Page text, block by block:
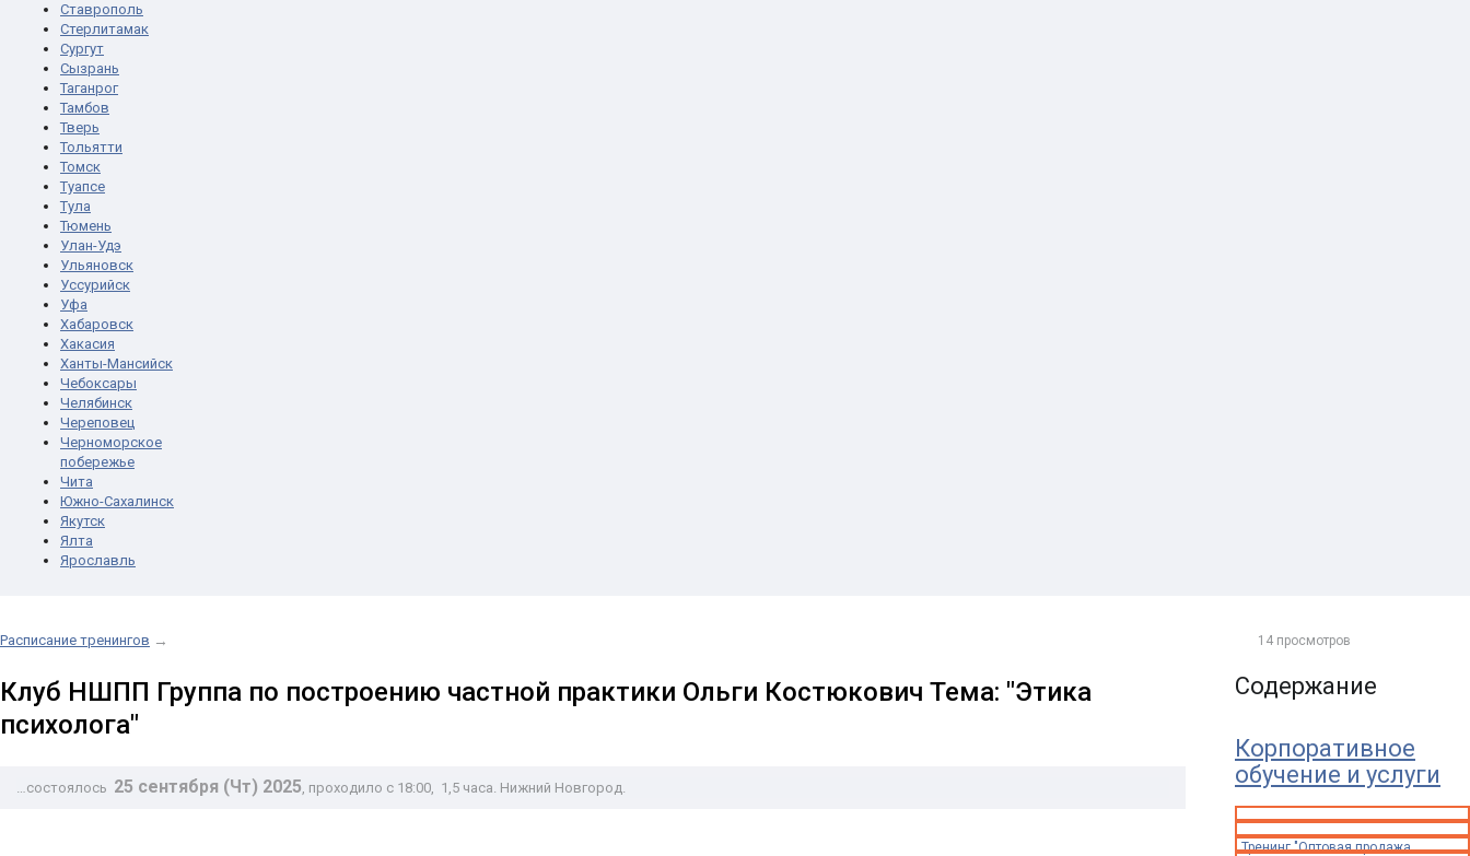
Ставрополь
Стерлитамак
Сургут
Сызрань
Таганрог
Тамбов
Тверь
Тольятти
Томск
Туапсе
Тула
Тюмень
Улан-Удэ
Ульяновск
Уссурийск
Уфа
Хабаровск
Хакасия
Ханты-Мансийск
Чебоксары
Челябинск
Череповец
Черноморское
побережье
Чита
Южно-Сахалинск
Якутск
Ялта
Ярославль
Содержание
Корпоративное
обучение и услуги
Тренинг "Оптовая продажа
Расписание тренингов →
Клуб НШПП Группа по построению частной практики Ольги Костюкович Тема: "Этика
психолога"
14 просмотров
…состоялось 25 сентября (Чт) 2025, проходило с 18:00, 1,5 часа. Нижний Новгород.